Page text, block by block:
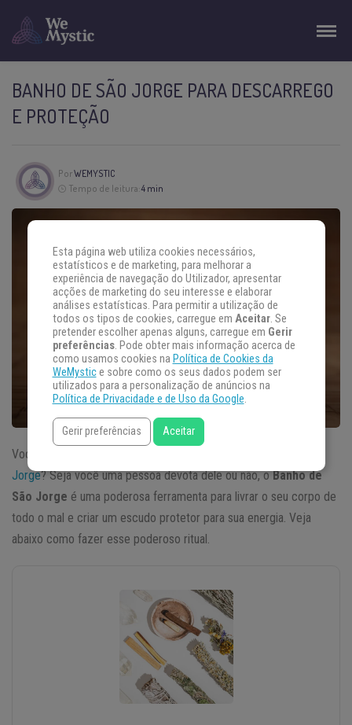
BANHO DE SÃO JORGE PARA DESCARREGO
E PROTEÇÃO
PorWEMYSTIC
Tempo de leitura:4 min
Você já tomou o banho de proteção do Santo Guerreiro
Jorge? Seja você uma pessoa devota dele ou não, oBanho de
São Jorge é uma poderosa ferramenta para livrar o seu corpo de
todo o mal e criar um escudo protetor para sua energia. Veja
abaixo como fazer esse poderoso ritual.
Esta página web utiliza cookies necessários,
estatísticos e de marketing, para melhorar a
experiência de navegação do Utilizador, apresentar
acções de marketing do seu interesse e elaborar
análises estatísticas. Para permitir a utilização de
todos os tipos de cookies, carregue em Aceitar. Se
pretender escolher apenas alguns, carregue em Gerir
preferências. Pode obter mais informação acerca de
como usamos cookies na Política de Cookies da
WeMystice sobre como os seus dados podem ser
utilizados para a personalização de anúncios na
Política de Privacidade e de Uso da Google.
Gerir preferências Aceitar